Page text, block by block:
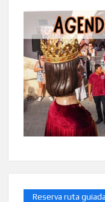
Reserva ruta